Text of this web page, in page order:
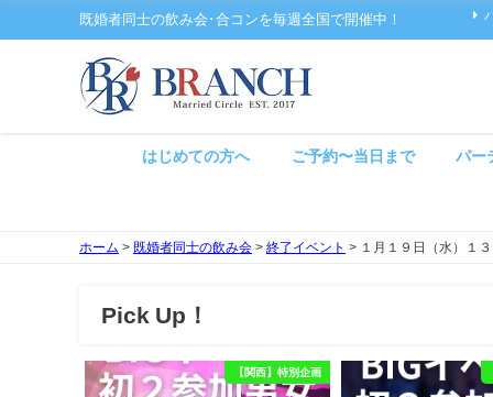
既婚者同士の飲み会･合コンを毎週全国で開催中！
はじめての方へ ご予約〜当日まで パー
ホーム > 既婚者同士の飲み会 > 終了イベント > １月１９日（水）１
Pick Up！
【関西】特別企画